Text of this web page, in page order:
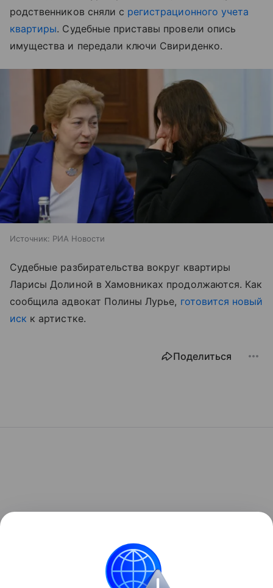
родственников сняли с регистрационного учета
квартиры. Судебные приставы провели опись
имущества и передали ключи Свириденко.
Источник: РИА Новости
Судебные разбирательства вокруг квартиры
Ларисы Долиной в Хамовниках продолжаются. Как
сообщила адвокат Полины Лурье, готовится новый
иск к артистке.
Поделиться